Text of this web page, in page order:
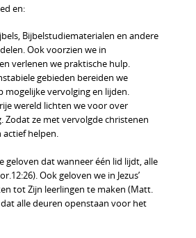
en:
Bijbelstudiematerialen en andere
Ook voorzien we in
verlenen we praktische hulp.
gebieden bereiden we
mogelijke vervolging en lijden.
wereld lichten we voor over
Zodat ze met vervolgde christenen
actief helpen.
geloven dat wanneer één lid lijdt, alle
Ook geloven we in Jezus’
tot Zijn leerlingen te maken (Matt.
dat alle deuren openstaan voor het